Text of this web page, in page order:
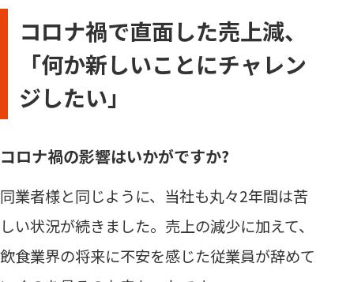
コロナ禍で直面した売上減、
「何か新しいことにチャレン
ジしたい」
コロナ禍の影響はいかがですか?
同業者様と同じように、当社も丸々2年間は苦
しい状況が続きました。売上の減少に加えて、
飲食業界の将来に不安を感じた従業員が辞めて